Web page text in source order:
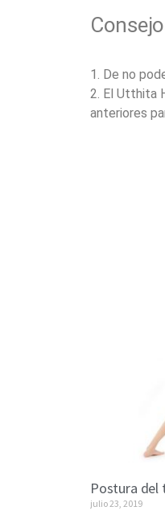
1. De no
2. El Utthita
anteriores
Postura del
julio 23, 2019